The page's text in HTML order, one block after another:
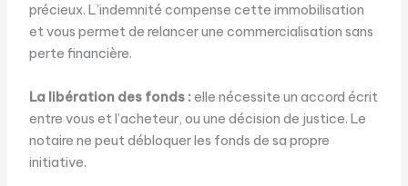
précieux. L’indemnité compense cette immobilisation
et vous permet de relancer une commercialisation sans
perte financière.
La libération des fonds :elle nécessite un accord écrit
entre vous et l’acheteur, ou une décision de justice. Le
notaire ne peut débloquer les fonds de sa propre
initiative.